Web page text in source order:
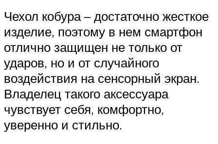
Чехол кобура – достаточно жесткое
изделие, поэтому в нем смартфон
отлично защищен не только от
ударов, но и от случайного
воздействия на сенсорный экран.
Владелец такого аксессуара
чувствует себя, комфортно,
уверенно и стильно.